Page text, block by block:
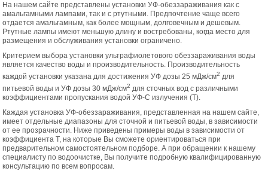
На нашем сайте представлены установки УФ-обеззараживания как с
амальгамными лампами, так и с ртутными. Предпочтение чаще всего
отдается амальгамным, как более мощным, долговечным и дешевым.
Ртутные лампы имеют меньшую длину и востребованы, когда место для
размещения и обслуживания установки ограничено.
Критерием выбора установки ультрафиолетового обеззараживания воды
является качество воды и производительность. Производительность
каждой установки указана для достижения УФ дозы 25 мДж/см2 для
питьевой воды и УФ дозы 30 мДж/см2 для сточных вод с различными
коэффициентами пропускания водой УФ-С излучения (Т).
Каждая установка УФ-обеззараживания, представленная на нашем сайте,
имеет отдельные диапазоны для сточной и питьевой воды, в зависимости
от ее прозрачности. Ниже приведены примеры воды в зависимости от
коэффициента Т, на которые Вы сможете ориентироваться при
предварительном самостоятельном подборе. А при обращении к нашему
специалисту по водоочистке, Вы получите подробную квалифицированную
консультацию по всем вопросам.